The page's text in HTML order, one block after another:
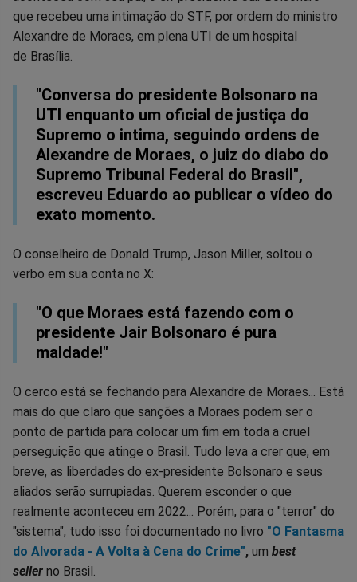
no
Facebook
no
Whatsapp
no
no
no
no
que recebeu uma intimação do STF, por ordem do ministro
Alexandre de Moraes, em plena UTI de um hospital
de Brasília.
"Conversa do presidente Bolsonaro na
UTI enquanto um oficial de justiça do
Supremo o intima, seguindo ordens de
Alexandre de Moraes, o juiz do diabo do
Supremo Tribunal Federal do Brasil",
escreveu Eduardo ao publicar o vídeo do
exato momento.
O conselheiro de Donald Trump, Jason Miller, soltou o
verbo em sua conta no X:
"O que Moraes está fazendo com o
presidente Jair Bolsonaro é pura
maldade!"
O cerco está se fechando para Alexandre de Moraes... Está
mais do que claro que sanções a Moraes podem ser o
ponto de partida para colocar um fim em toda a cruel
perseguição que atinge o Brasil. Tudo leva a crer que, em
breve, as liberdades do ex-presidente Bolsonaro e seus
aliados serão surrupiadas. Querem esconder o que
realmente aconteceu em 2022... Porém, para o "terror" do
"sistema", tudo isso foi documentado no livro "O Fantasma
do Alvorada - A Volta à Cena do Crime", um best
seller no Brasil.